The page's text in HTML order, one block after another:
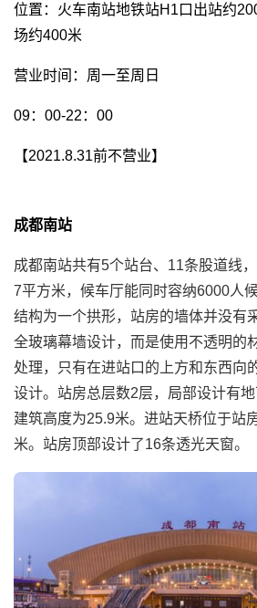
位置：火车南站地铁站H1口出站约
场约400米
营业时间：周一至周日
09：00-22：00
【2021.8.31前不营业】
成都南站
成都南站共有5个站台、11条股道线
7平方米，候车厅能同时容纳6000人
结构为一个拱形，站房的墙体并没有
全玻璃幕墙设计，而是使用不透明的
处理，只有在进站口的上方和东西向
设计。站房总层数2层，局部设计有
建筑高度为25.9米。进站天桥位于站
米。站房顶部设计了16条透光天窗。